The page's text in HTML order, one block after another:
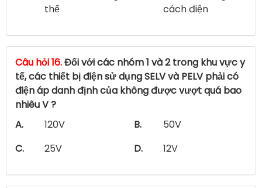
thế
cách điện
Câu hỏi 16.Đối với các nhóm 1 và 2 trong khu vực y
tế, các thiết bị điện sử dụng SELV và PELV phải có
điện áp danh định của không được vượt quá bao
nhiêu V ?
A.
120V B.
50V
C.
25V D. 12V